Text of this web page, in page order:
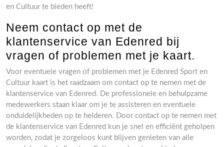
en Cultuur te bieden heeft!
Neem contact op met de
klantenservice van Edenred bij
vragen of problemen met je kaart.
Voor eventuele vragen of problemen met je Edenred Sport en
Cultuur kaart is het raadzaam om contact op te nemen met de
klantenservice van Edenred. De professionele en behulpzame
medewerkers staan klaar om je te assisteren en eventuele
onduidelijkheden op te helderen. Door contact op te nemen met
de klantenservice van Edenred kun je snel en efficiënt geholpen
worden, zodat je zorgeloos kunt blijven genieten van alle